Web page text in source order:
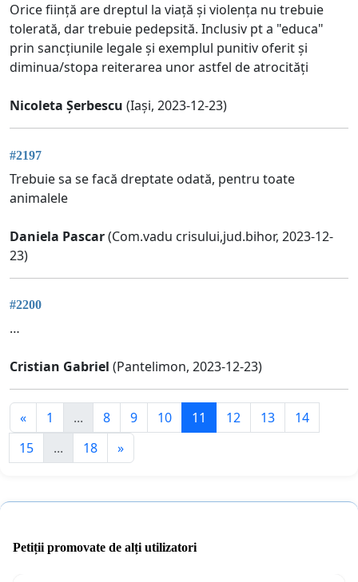
Orice ființă are dreptul la viață și violența nu trebuie
tolerată, dar trebuie pedepsită. Inclusiv pt a "educa"
prin sancțiunile legale și exemplul punitiv oferit și
diminua/stopa reiterarea unor astfel de atrocități
Nicoleta Șerbescu (Iași, 2023-12-23)
#2197
Trebuie sa se facă dreptate odată, pentru toate
animalele
Daniela Pascar(Com.vadu crisului,jud.bihor, 2023-12-
23)
#2200
…
Cristian Gabriel (Pantelimon, 2023-12-23)
« 1 ... 8 9 10 11 12 13
14
15
... 18 »
Petiții promovate de alți utilizatori